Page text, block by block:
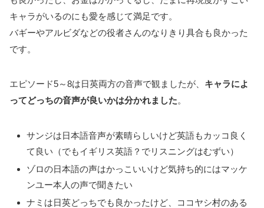
キャラがいるのにも愛を感じて満足です。
バギーやアルビダなどの役者さんのなりきり具合も良かった
です。
エピソード5～8は日英両方の音声で観ましたが、 キャラによ
ってどっちの音声が良いかは分かれました。
サンジは日本語音声が素晴らしいけど英語もカッコ良く
て良い（でもイギリス英語？でリスニングはむずい）
ゾロの日本語の声はかっこいいけど気持ち的にはマッケ
ンユー本人の声で聞きたい
ナミは日英どっちでも良かったけど、ココヤシ村のある